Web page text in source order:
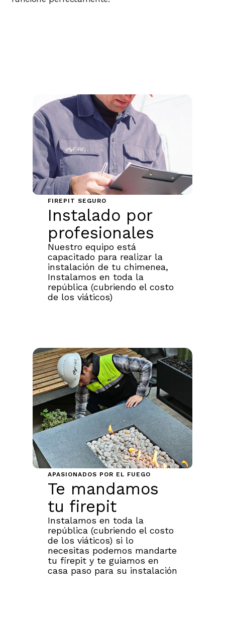
FIREPIT SEGURO
Instalado por
profesionales
Nuestro equipo está
capacitado para realizar la
instalación de tu chimenea,
Instalamos en toda la
república (cubriendo el costo
de los viáticos)
APASIONADOS POR EL FUEGO
Te mandamos
tu firepit
Instalamos en toda la
república (cubriendo el costo
de los viáticos) si lo
necesitas podemos mandarte
tu firepit y te guiamos en
casa paso para su instalación